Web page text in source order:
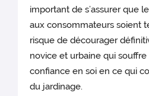
important de s’assurer que
aux consommateurs soient
risque de décourager
novice et urbaine qui souffre
confiance en soi en ce qui
du jardinage.